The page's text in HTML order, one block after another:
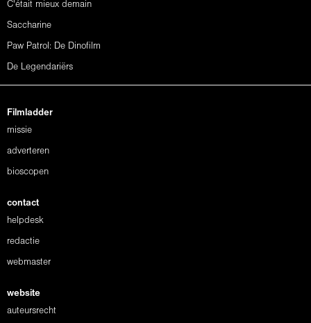
C'était mieux demain
Saccharine
Paw Patrol: De Dinofilm
De Legendariërs
Filmladder
missie
adverteren
bioscopen
contact
helpdesk
redactie
webmaster
website
auteursrecht